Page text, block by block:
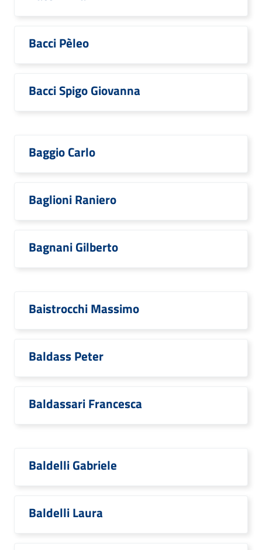
Bacci Pèleo
Bacci Spigo Giovanna
Baggio Carlo
Baglioni Raniero
Bagnani Gilberto
Baistrocchi Massimo
Baldass Peter
Baldassari Francesca
Baldelli Gabriele
Baldelli Laura